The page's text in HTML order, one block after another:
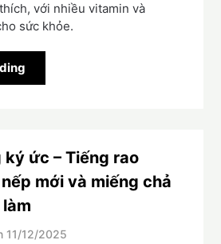
với nhiều vitamin và
sức khỏe.
ký ức – Tiếng rao
mới và miếng chả
11/12/2025